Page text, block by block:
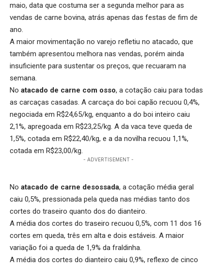
maio, data que costuma ser a segunda melhor para as
vendas de carne bovina, atrás apenas das festas de fim de
ano.
A maior movimentação no varejo refletiu no atacado, que
também apresentou melhora nas vendas, porém ainda
insuficiente para sustentar os preços, que recuaram na
semana.
No atacado de carne com osso, a cotação caiu para todas
as carcaças casadas. A carcaça do boi capão recuou 0,4%,
negociada em R$24,65/kg, enquanto a do boi inteiro caiu
2,1%, apregoada em R$23,25/kg. A da vaca teve queda de
1,5%, cotada em R$22,40/kg, e a da novilha recuou 1,1%,
cotada em R$23,00/kg.
- ADVERTISEMENT -
No atacado de carne desossada, a cotação média geral
caiu 0,5%, pressionada pela queda nas médias tanto dos
cortes do traseiro quanto dos do dianteiro.
A média dos cortes do traseiro recuou 0,5%, com 11 dos 16
cortes em queda, três em alta e dois estáveis. A maior
variação foi a queda de 1,9% da fraldinha.
A média dos cortes do dianteiro caiu 0,9%, reflexo de cinco